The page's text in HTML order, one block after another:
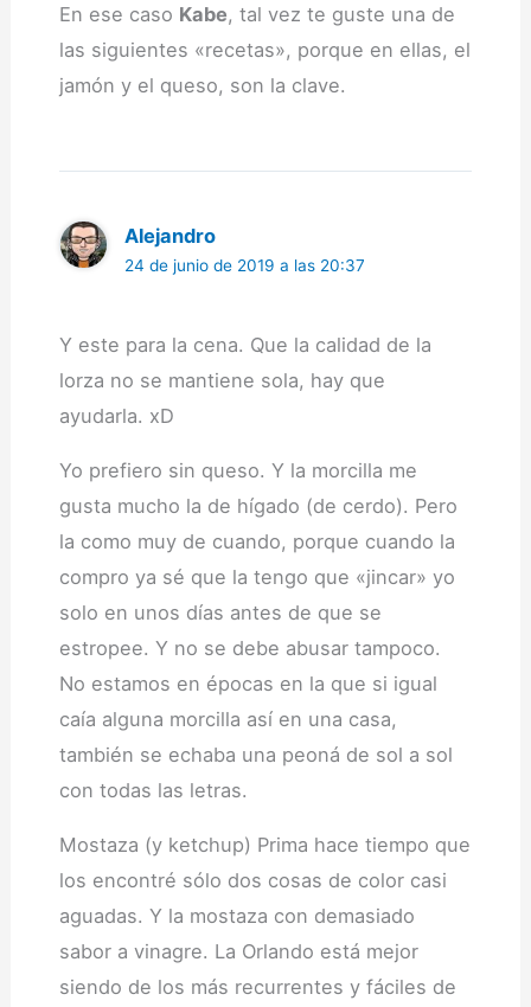
En ese caso Kabe, tal vez te guste una de
las siguientes «recetas», porque en ellas, el
jamón y el queso, son la clave.
Alejandro
24 de junio de 2019 a las 20:37
Y este para la cena. Que la calidad de la
lorza no se mantiene sola, hay que
ayudarla. xD
Yo prefiero sin queso. Y la morcilla me
gusta mucho la de hígado (de cerdo). Pero
la como muy de cuando, porque cuando la
compro ya sé que la tengo que «jincar» yo
solo en unos días antes de que se
estropee. Y no se debe abusar tampoco.
No estamos en épocas en la que si igual
caía alguna morcilla así en una casa,
también se echaba una peoná de sol a sol
con todas las letras.
Mostaza (y ketchup) Prima hace tiempo que
los encontré sólo dos cosas de color casi
aguadas. Y la mostaza con demasiado
sabor a vinagre. La Orlando está mejor
siendo de los más recurrentes y fáciles de